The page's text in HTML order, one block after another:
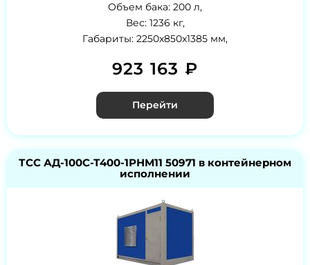
Объем бака: 200 л,
Вес: 1236 кг,
Габариты: 2250x850x1385 мм,
923 163 ₽
Перейти
ТСС АД-100С-Т400-1РНМ11 50971 в контейнерном
исполнении